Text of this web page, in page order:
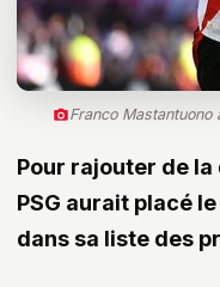
Franco
Pour rajouter de
PSG aurait placé
dans sa liste des